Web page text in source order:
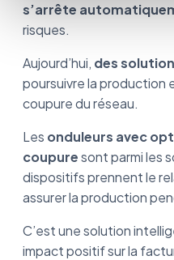
s’arrête
risques.
Aujourd’hui, des
poursuivre la production
coupure du réseau.
Les onduleurs avec
coupuresont parmi les
dispositifs prennent le
assurer la production
C’est une solution
impact positif sur la